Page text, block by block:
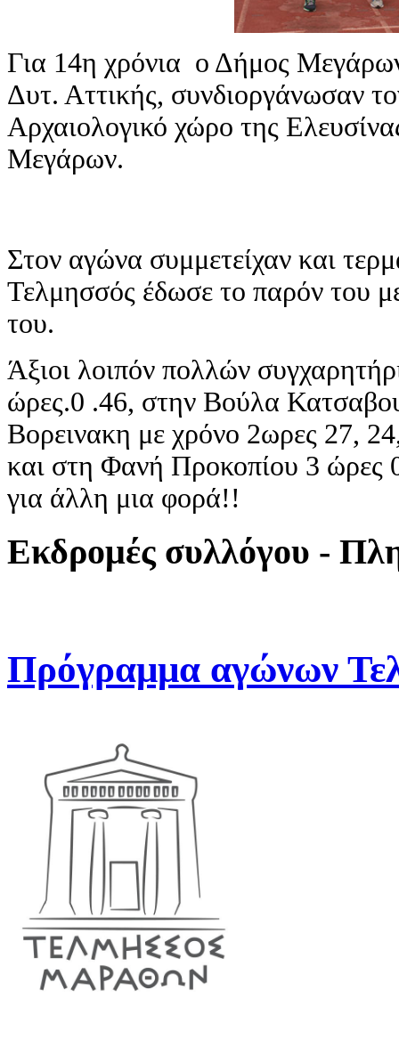
Για 14η χρόνια ο Δήμος
Δυτ. Αττικής, συνδιοργάνωσαν
Αρχαιολογικό χώρο της
Μεγάρων.
Στον αγώνα συμμετείχαν και
Τελμησσός έδωσε το παρόν του
του.
Άξιοι λοιπόν πολλών
ώρες.0 .46, στην Βούλα
Βορεινακη με χρόνο 2ωρες 27,
και στη Φανή Προκοπίου 3 ώρες
για άλλη μια φορά!!
Εκδρομές συλλόγου -
Πρόγραμμα αγώνων